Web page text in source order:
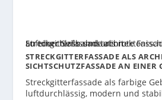
STRECKGITTERFASSADE ALS
SICHTSCHUTZFASSADE AN EINER
Streckgitterfassade als farbige
luftdurchlässig, modern und